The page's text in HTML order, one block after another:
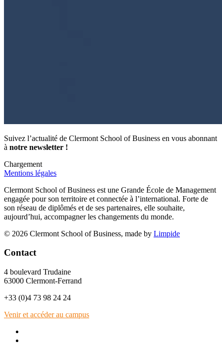
Suivez l’actualité de Clermont School of Business en vous abonnant
à notre newsletter !
Chargement
Mentions légales
Clermont School of Business est une Grande École de Management
engagée pour son territoire et connectée à l’international. Forte de
son réseau de diplômés et de ses partenaires, elle souhaite,
aujourd’hui, accompagner les changements du monde.
© 2026 Clermont School of Business, made by Limpide
Contact
4 boulevard Trudaine
63000 Clermont-Ferrand
+33 (0)4 73 98 24 24
Venir et accéder au campus